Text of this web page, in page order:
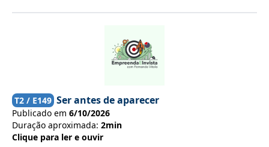
T2 / E149 Ser antes de aparecer
Publicado em 6/10/2026
Duração aproximada: 2min
Clique para ler e ouvir